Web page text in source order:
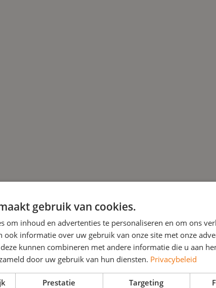
gebruik van cookies.
om inhoud en advertenties te personaliseren en om ons
ook informatie over uw gebruik van onze site met onze
kunnen combineren met andere informatie die u aan
door uw gebruik van hun diensten. Privacybeleid
Prestatie Targeting